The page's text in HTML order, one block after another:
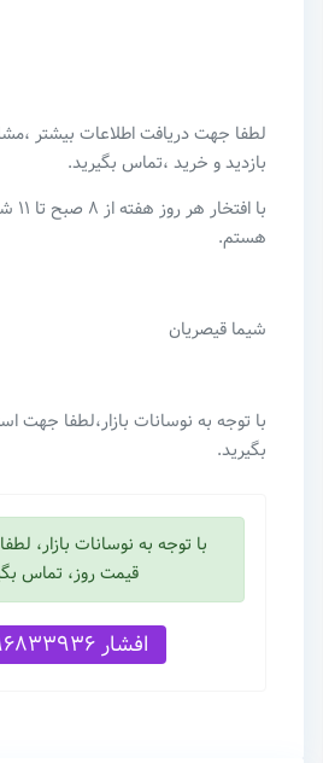
لطفا جهت دریافت اطلاعات بیشتر
بازدید و خرید ،تماس بگیرید.
با
هستم.
شیما قیصریان
با توجه به نوسانات بازار،لطفا جهت
بگیرید.
با توجه به نوسانات بازار،
قیمت روز، تماس
افشار 09196833936